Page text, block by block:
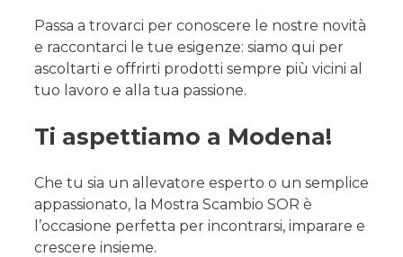
Passa a trovarci per conoscere le nostre novità
e raccontarci le tue esigenze: siamo qui per
ascoltarti e offrirti prodotti sempre più vicini al
tuo lavoro e alla tua passione.
Ti aspettiamo a Modena!
Che tu sia un allevatore esperto o un semplice
appassionato, la Mostra Scambio SOR è
l’occasione perfetta per incontrarsi, imparare e
crescere insieme.